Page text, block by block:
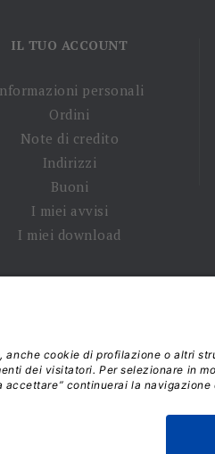
IL TUO ACCOUNT
personali
Ordini
Note di credito
Indirizzi
Buoni
I miei avvisi
I miei download
- La Tribuna S.r.l. | P.IVA
Responsabile della
Viale Enrico Forlanini,